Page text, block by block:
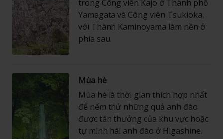
trong Công viên Kajo ở Thành phố
Yamagata và Công viên Tsukioka,
với Thành Kaminoyama làm nền ở
phía sau.
Mùa hè
Mùa hè là thời gian thích hợp nhất
để nếm thử những quả anh đào
được tán thưởng của khu vực hoặc
tự mình hái anh đào ở Higashine.